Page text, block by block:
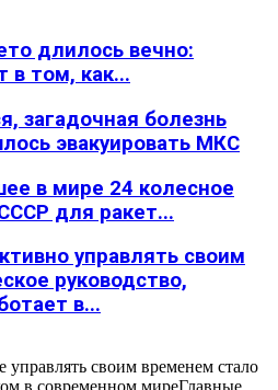
длилось вечно:
в том, как...
загадочная болезнь
эвакуировать МКС
в мире 24 колесное
для ракет...
управлять своим
руководство,
в...
своим временем стало